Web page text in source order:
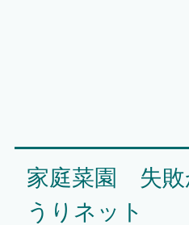
家庭菜園 失敗
うりネット